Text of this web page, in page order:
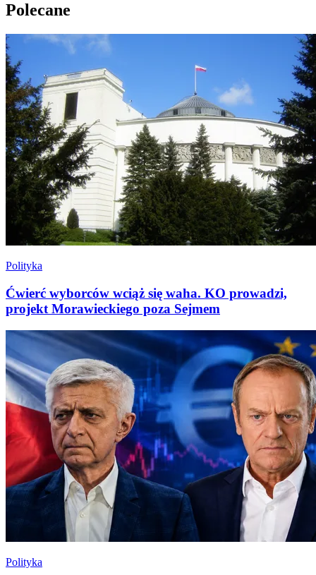
Polecane
Polityka
Ćwierć wyborców wciąż się waha. KO prowadzi,
projekt Morawieckiego poza Sejmem
Polityka